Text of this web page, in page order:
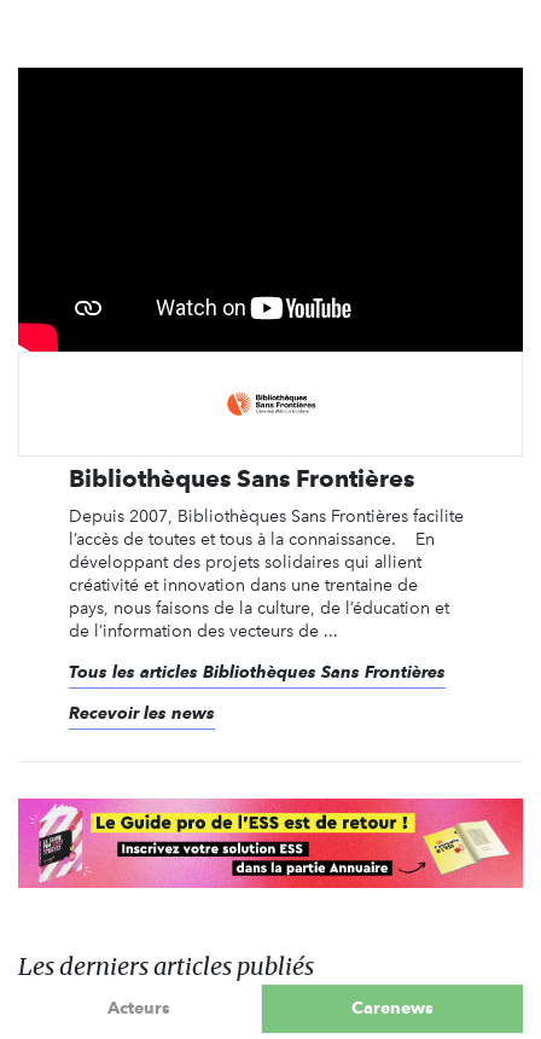
Bibliothèques Sans Frontières
Depuis 2007, Bibliothèques Sans Frontières facilite
l’accès de toutes et tous à la connaissance. En
développant des projets solidaires qui allient
créativité et innovation dans une trentaine de
pays, nous faisons de la culture, de l’éducation et
de l’information des vecteurs de ...
Tous les articles Bibliothèques Sans Frontières
Recevoir les news
Les derniers articles publiés
Acteurs Carenews